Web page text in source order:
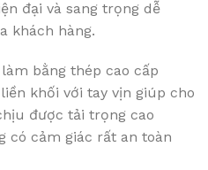
đại và sang trọng dễ
khách hàng.
bằng thép cao cấp
khối với tay vịn giúp cho
được tải trọng cao
có cảm giác rất an toàn